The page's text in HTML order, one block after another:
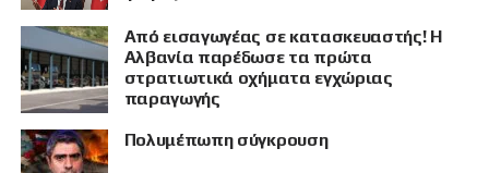
Από εισαγωγέας σε κατασκευαστής! Η
Αλβανία παρέδωσε τα πρώτα
στρατιωτικά οχήματα εγχώριας
παραγωγής
Πολυμέπωπη σύγκρουση